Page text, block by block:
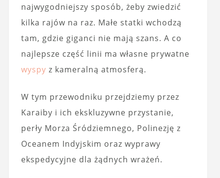
najwygodniejszy sposób, żeby zwiedzić
kilka rajów na raz. Małe statki wchodzą
tam, gdzie giganci nie mają szans. A co
najlepsze część linii ma własne prywatne
wyspy z kameralną atmosferą.
W tym przewodniku przejdziemy przez
Karaiby i ich ekskluzywne przystanie,
perły Morza Śródziemnego, Polinezję z
Oceanem Indyjskim oraz wyprawy
ekspedycyjne dla żądnych wrażeń.